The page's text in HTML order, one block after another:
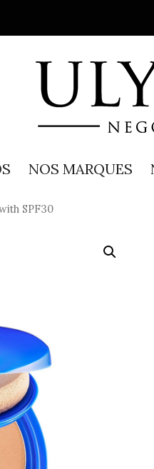
NOS MARQUES
SPF30